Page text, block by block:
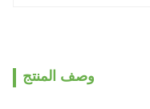
وصف المنتج